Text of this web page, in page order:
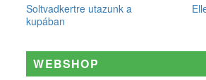
Soltvadkertre utazunk a
kupában
WEBSHOP